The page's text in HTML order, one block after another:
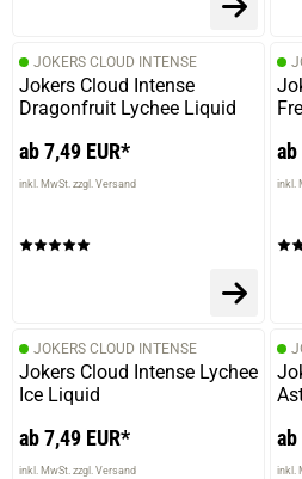
JOKERS CLOUD INTENSE
Jokers Cloud Intense
Dragonfruit Lychee Liquid
ab 7,49 EUR*
inkl. MwSt. zzgl. Versand
ab
inkl.
JOKERS CLOUD INTENSE
Jokers Cloud Intense Lychee
Ice Liquid
ab 7,49 EUR*
inkl. MwSt. zzgl. Versand
ab
inkl.